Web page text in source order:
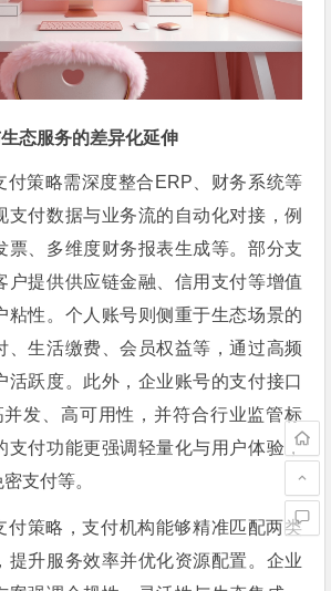
态服务的差异化延伸
付策略需深度整合ERP、财务系统等
支付数据与业务流的自动化对接，例
票、多维度财务报表生成等。部分支
户提供供应链金融、信用支付等增值
粘性。个人账号则侧重于生态场景的
、生活缴费、会员权益等，通过高频
活跃度。此外，企业账号的支付接口
并发、高可用性，并符合行业监管标
支付功能更强调轻量化与用户体验，
支付等。
付策略，支付机构能够精准匹配两类
提升服务效率并优化资源配置。企业